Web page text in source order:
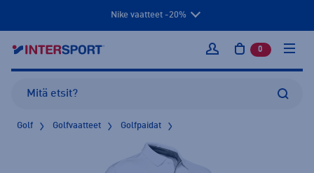
Nike vaatteet -20%
Kirjaudu sisään
0 tuotetta
Golf Golfvaatteet Golfpaidat